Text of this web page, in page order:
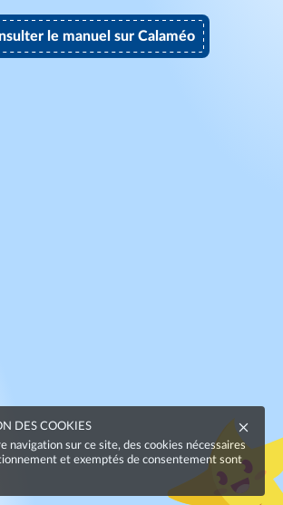
le manuel sur Calaméo
DES COOKIES
navigation sur ce site, des cookies nécessaires
et exemptés de consentement sont